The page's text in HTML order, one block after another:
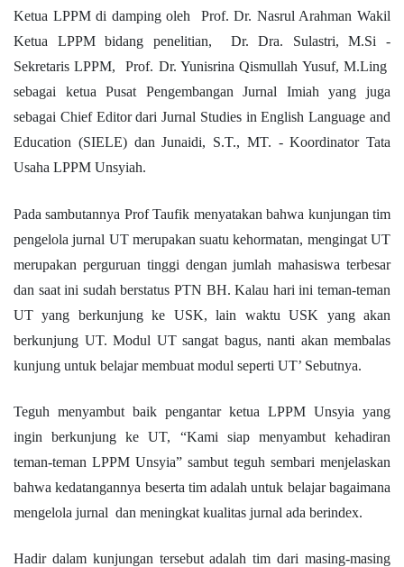
Ketua LPPM di damping oleh Prof. Dr. Nasrul Arahman Wakil
Ketua LPPM bidang penelitian, Dr. Dra. Sulastri, M.Si -
Sekretaris LPPM, Prof. Dr. Yunisrina Qismullah Yusuf, M.Ling
sebagai ketua Pusat Pengembangan Jurnal Imiah yang juga
sebagai Chief Editor dari Jurnal Studies in English Language and
Education (SIELE) dan Junaidi, S.T., MT. - Koordinator Tata
Usaha LPPM Unsyiah.
Pada sambutannya Prof Taufik menyatakan bahwa kunjungan tim
pengelola jurnal UT merupakan suatu kehormatan, mengingat UT
merupakan perguruan tinggi dengan jumlah mahasiswa terbesar
dan saat ini sudah berstatus PTN BH. Kalau hari ini teman-teman
UT yang berkunjung ke USK, lain waktu USK yang akan
berkunjung UT. Modul UT sangat bagus, nanti akan membalas
kunjung untuk belajar membuat modul seperti UT’ Sebutnya.
Teguh menyambut baik pengantar ketua LPPM Unsyia yang
ingin berkunjung ke UT, “Kami siap menyambut kehadiran
teman-teman LPPM Unsyia” sambut teguh sembari menjelaskan
bahwa kedatangannya beserta tim adalah untuk belajar bagaimana
mengelola jurnal dan meningkat kualitas jurnal ada berindex.
Hadir dalam kunjungan tersebut adalah tim dari masing-masing